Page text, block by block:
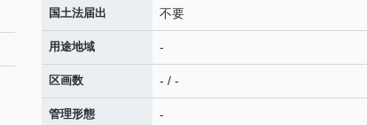
国土法届出 不要
用途地域 -
区画数 - / -
管理形態 -